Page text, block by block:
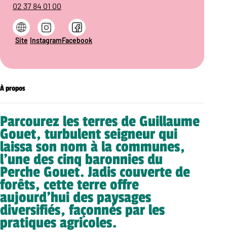
02 37 84 01 00
Site InstagramFacebook
À propos
Parcourez les terres de Guillaume
Gouet, turbulent seigneur qui
laissa son nom à la communes,
l’une des cinq baronnies du
Perche Gouet. Jadis couverte de
forêts, cette terre offre
aujourd’hui des paysages
diversifiés, façonnés par les
pratiques agricoles.